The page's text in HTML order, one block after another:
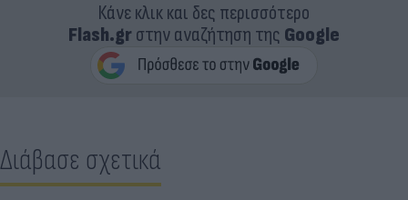
Κάνε κλικ και δες περισσότερο
Flash.grστην αναζήτηση της Google
Διάβασε σχετικά